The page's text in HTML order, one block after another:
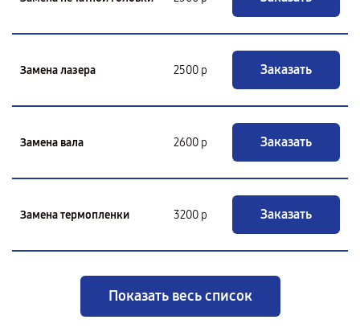
Замена лазера 2500 р Заказать
Замена вала 2600 р Заказать
Замена термопленки 3200 р Заказать
Показать весь список